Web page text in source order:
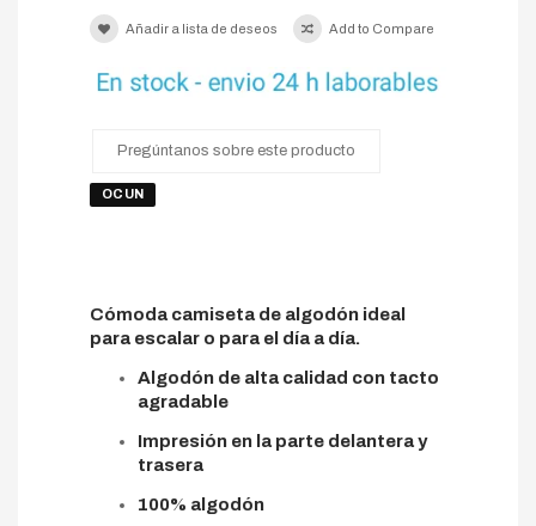
Añadir a lista de deseos Add to Compare
Pregúntanos sobre este producto
OCUN
Cómoda camiseta de algodón ideal
para escalar o para el día a día.
Algodón de alta calidad con tacto
agradable
Impresión en la parte delantera y
trasera
100% algodón